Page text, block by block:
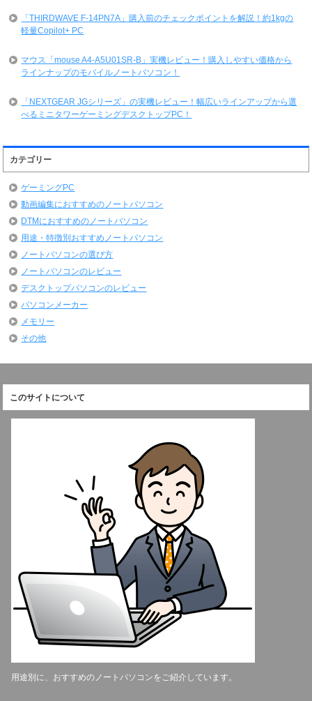
「THIRDWAVE F-14PN7A」購入前のチェックポイントを解説！約1kgの
軽量Copilot+ PC
マウス「mouse A4-A5U01SR-B」実機レビュー！購入しやすい価格から
ラインナップのモバイルノートパソコン！
「NEXTGEAR JGシリーズ」の実機レビュー！幅広いラインアップから選
べるミニタワーゲーミングデスクトップPC！
カテゴリー
ゲーミングPC
動画編集におすすめのノートパソコン
DTMにおすすめのノートパソコン
用途・特徴別おすすめノートパソコン
ノートパソコンの選び方
ノートパソコンのレビュー
デスクトップパソコンのレビュー
パソコンメーカー
メモリー
その他
このサイトについて
用途別に、おすすめのノートパソコンをご紹介しています。